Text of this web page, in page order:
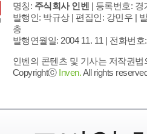
명칭: 주식회사 인벤 | 등록번호: 경
발행인: 박규상 | 편집인: 강민우 |
층
발행연월일: 2004 11. 11 | 전화번호
인벤의 콘텐츠 및 기사는 저작권
Copyrightⓒ Inven.All rights